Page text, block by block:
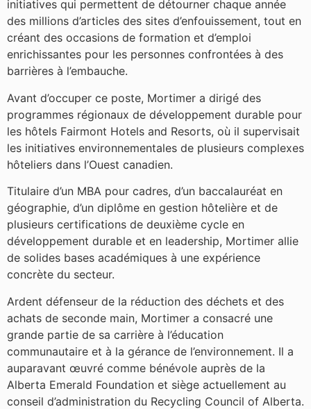
initiatives qui permettent de détourner chaque année
des millions d’articles des sites d’enfouissement, tout en
créant des occasions de formation et d’emploi
enrichissantes pour les personnes confrontées à des
barrières à l’embauche.
Avant d’occuper ce poste, Mortimer a dirigé des
programmes régionaux de développement durable pour
les hôtels Fairmont Hotels and Resorts, où il supervisait
les initiatives environnementales de plusieurs complexes
hôteliers dans l’Ouest canadien.
Titulaire d’un MBA pour cadres, d’un baccalauréat en
géographie, d’un diplôme en gestion hôtelière et de
plusieurs certifications de deuxième cycle en
développement durable et en leadership, Mortimer allie
de solides bases académiques à une expérience
concrète du secteur.
Ardent défenseur de la réduction des déchets et des
achats de seconde main, Mortimer a consacré une
grande partie de sa carrière à l’éducation
communautaire et à la gérance de l’environnement. Il a
auparavant œuvré comme bénévole auprès de la
Alberta Emerald Foundation et siège actuellement au
conseil d’administration du Recycling Council of Alberta.